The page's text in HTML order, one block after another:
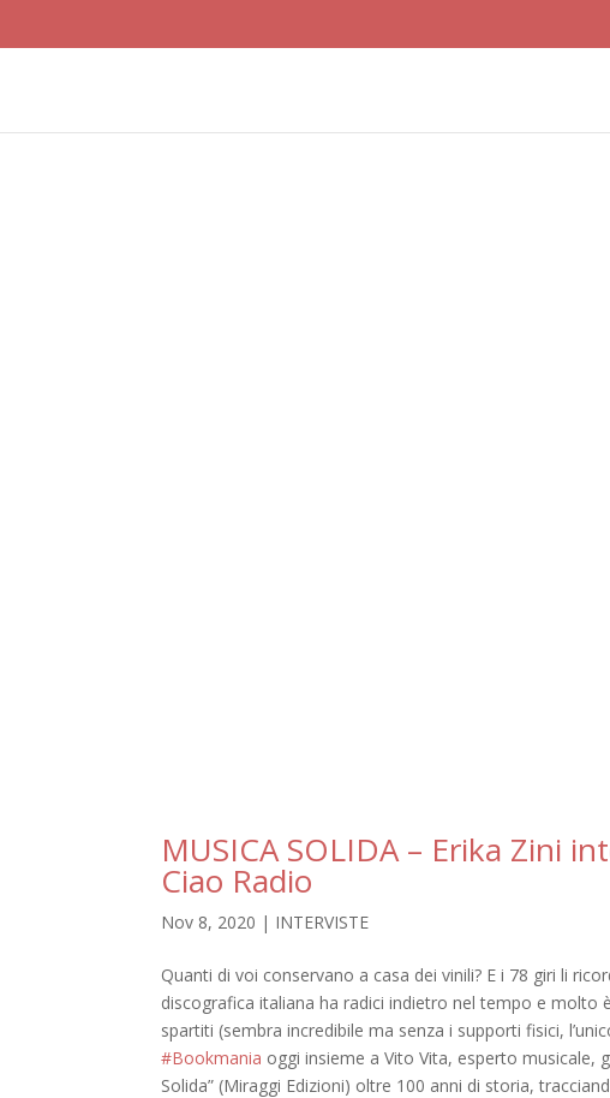
MUSICA SOLIDA – Erika Zini
Ciao Radio
Nov 8, 2020 | INTERVISTE
Quanti di voi conservano a casa dei vinili? E i 78 giri li
discografica italiana ha radici indietro nel tempo e molto
spartiti (sembra incredibile ma senza i supporti fisici,
#Bookmania oggi insieme a Vito Vita, esperto musicale,
Solida” (Miraggi Edizioni) oltre 100 anni di storia,